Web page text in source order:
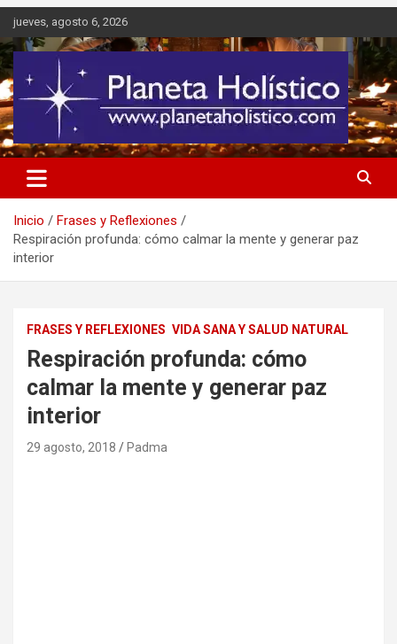
Saltar
contenido
jueves, agosto 6, 2026
Planeta Holístico
Difusión de espiritualidad, terapias alternativas holísticas, cursos,
talleres y seminarios
Inicio
Frases y Reflexiones
Respiración profunda: cómo calmar la mente y generar paz
interior
FRASES Y REFLEXIONES VIDA SANA Y SALUD NATURAL
Respiración profunda: cómo
calmar la mente y generar paz
interior
29 agosto, 2018 Padma